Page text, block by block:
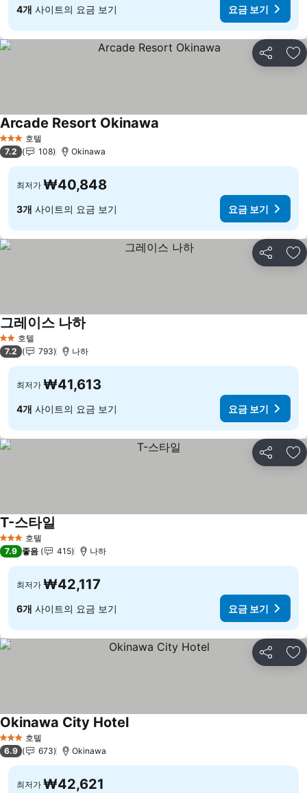
4개 사이트의 요금 보기 요금 보기
공유 즐
3 성급 호텔
Arcade Resort Okinawa
7.2 108 Okinawa
최저가 ₩40,848
3개 사이트의 요금 보기 요금 보기
공유 즐
2 성급호텔
그레이스 나하
7.2 793 나하
최저가 ₩41,613
4개 사이트의 요금 보기 요금 보기
공유 즐
3 성급 호텔
T-스타일
7.9 좋음 415 나하
최저가 ₩42,117
6개 사이트의 요금 보기 요금 보기
공유 즐
3 성급 호텔
Okinawa City Hotel
6.9 673 Okinawa
최저가 ₩42,621